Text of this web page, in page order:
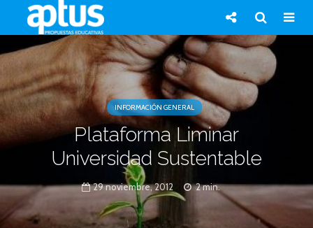
INFORMACIÓN GENERAL
Plataforma Liminar
Universidad Sustentable
29 noviembre, 2012 2 min.